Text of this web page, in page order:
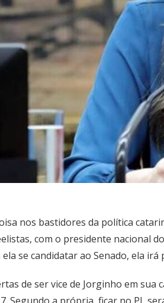
nos bastidores da política
com o presidente nacional
se candidatar ao Senado, ela irá
de ser vice de Jorginho em